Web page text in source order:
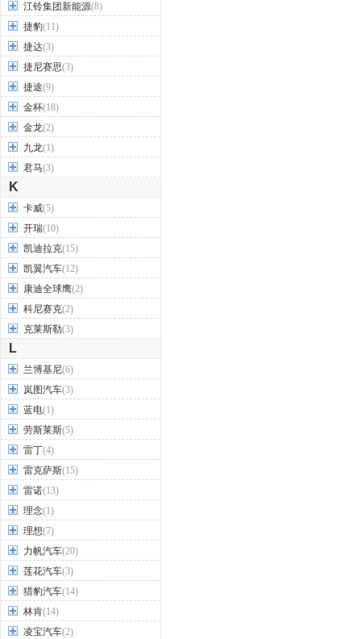
江铃集团新能源(8)
捷豹(11)
捷达(3)
捷尼赛思(3)
捷途(9)
金杯(18)
金龙(2)
九龙(1)
君马(3)
K
卡威(5)
开瑞(10)
凯迪拉克(15)
凯翼汽车(12)
康迪全球鹰(2)
科尼赛克(2)
克莱斯勒(3)
L
兰博基尼(6)
岚图汽车(3)
蓝电(1)
劳斯莱斯(5)
雷丁(4)
雷克萨斯(15)
雷诺(13)
理念(1)
理想(7)
力帆汽车(20)
莲花汽车(3)
猎豹汽车(14)
林肯(14)
凌宝汽车(2)